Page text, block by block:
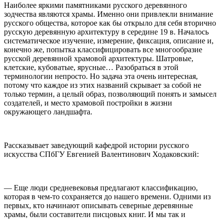
Наиболее яркими памятниками русского деревянного
зодчества являются храмы. Именно они привлекли внимание
русского общества, которое как бы открыло для себя вторично
русскую деревянную архитектуру в середине 19 в. Началось
систематическое изучение, измерение, фиксация, описание и,
конечно же, попытка классифицировать все многообразие
русской деревянной храмовой архитектуры. Шатровые,
клетские, кубоватые, ярусные… Разобраться в этой
терминологии непросто. Но задача эта очень интересная,
потому что каждое из этих названий скрывает за собой не
только термин, а целый образ, позволяющий понять и замысел
создателей, и место храмовой постройки в жизни
окружающего ландшафта.
Рассказывает заведующий кафедрой истории русского
искусства СПбГУ Евгенией Валентинович Ходаковский:
— Еще люди средневековья предлагают классификацию,
которая в чем-то сохраняется до нашего времени. Одними из
первых, кто начинают описывать северные деревянные
храмы, были составители писцовых книг. И мы так и